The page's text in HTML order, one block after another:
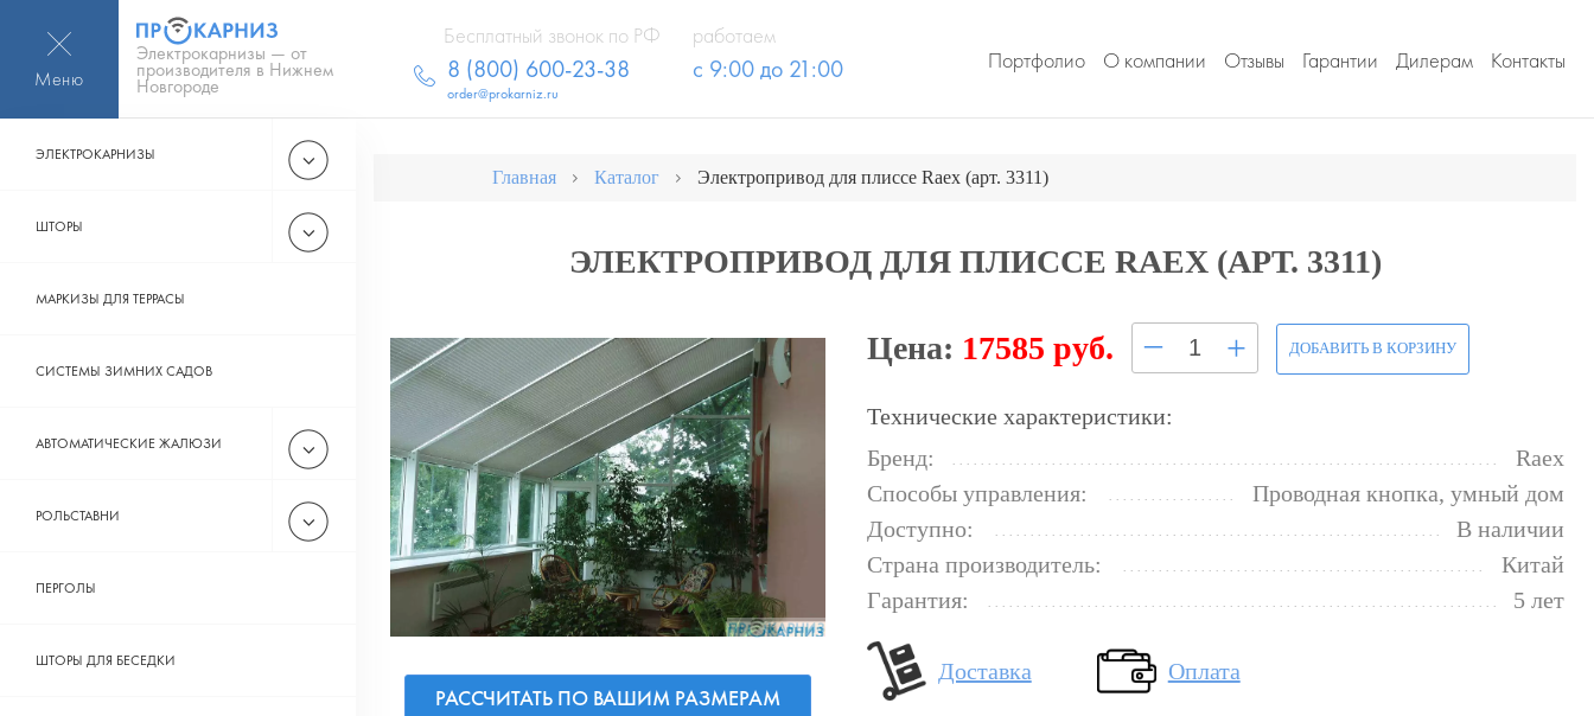
Меню
Электрокарнизы — от
производителя в Нижнем
Новгороде
Бесплатный звонок по РФ
8 (800) 600-23-38
order@prokarniz.ru
работаем
с 9:00 до 21:00 Портфолио О компании Отзывы Гарантии Дилерам Контакты
ЭЛЕКТРОКАРНИЗЫ
ШТОРЫ
МАРКИЗЫ ДЛЯ ТЕРРАСЫ
СИСТЕМЫ ЗИМНИХ САДОВ
АВТОМАТИЧЕСКИЕ ЖАЛЮЗИ
РОЛЬСТАВНИ
ПЕРГОЛЫ
ШТОРЫ ДЛЯ БЕСЕДКИ
Главная Каталог Электропривод для плиссе Raex (арт. 3311)
ЭЛЕКТРОПРИВОД ДЛЯ ПЛИССЕ RAEX (АРТ. 3311)
РАССЧИТАТЬ ПО ВАШИМ РАЗМЕРАМ
Цена: 17585 руб. – + ДОБАВИТЬ В КОРЗИНУ
Технические характеристики:
Бренд:
Raex
Способы управления:
Проводная кнопка, умный дом
Доступно:
В наличии
Страна производитель:
Китай
Гарантия:
5 лет
Доставка Оплата